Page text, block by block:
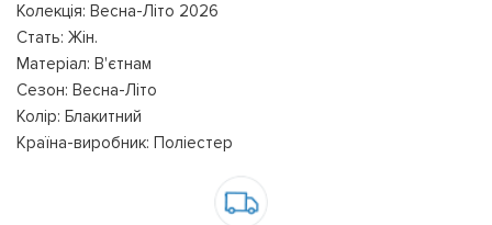
Колекція: Весна-Літо 2026
Стать: Жін.
Матеріал: В'єтнам
Сезон: Весна-Літо
Колір: Блакитний
Країна-виробник: Поліестер